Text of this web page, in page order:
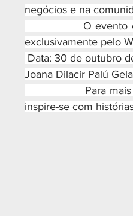
negócios e na
O evento é 100%
exclusivamente pelo
Data: 30 de outubro
Joana Dilacir Palú
Para mais
inspire-se com